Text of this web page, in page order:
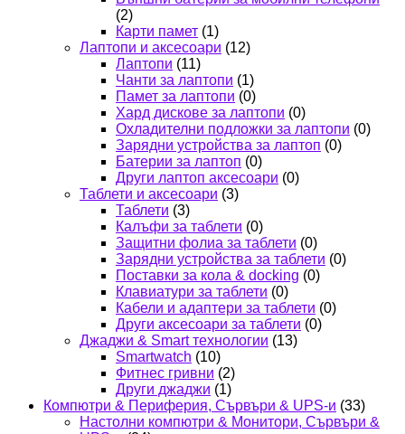
(2)
Карти памет (1)
Лаптопи и аксесоари (12)
Лаптопи (11)
Чанти за лаптопи (1)
Памет за лаптопи (0)
Хард дискове за лаптопи (0)
Охладителни подложки за лаптопи (0)
Зарядни устройства за лаптоп (0)
Батерии за лаптоп (0)
Други лаптоп аксесоари (0)
Таблети и аксесоари (3)
Таблети (3)
Калъфи за таблети (0)
Защитни фолиа за таблети (0)
Зарядни устройства за таблети (0)
Поставки за кола & docking (0)
Клавиатури за таблети (0)
Кабели и адаптери за таблети (0)
Други аксесоари за таблети (0)
Джаджи & Smart технологии (13)
Smartwatch (10)
Фитнес гривни (2)
Други джаджи (1)
Компютри & Периферия, Сървъри & UPS-и (33)
Настолни компютри & Монитори, Сървъри &